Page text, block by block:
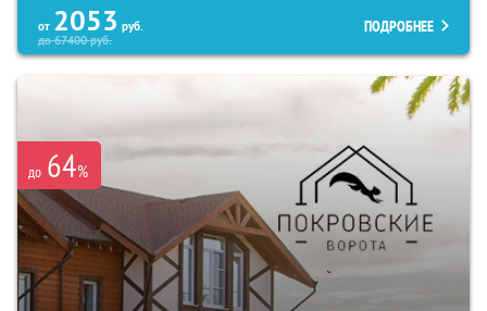
от 2053 руб.
до67400руб.
ПОДРОБНЕЕ
до 64%